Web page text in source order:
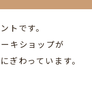
トです。
キショップが
わっています。